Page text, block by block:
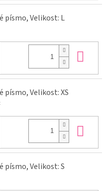
písmo, Velikost: L
Velikost: XS
písmo, Velikost: S